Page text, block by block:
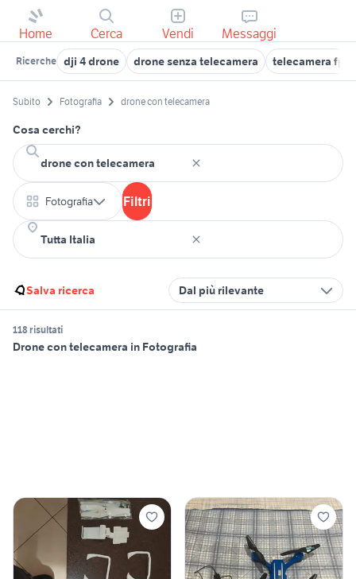
Home Cerca Vendi Messaggi
Ricerche dji 4 drone drone senza telecamera telecamera fpv
Subito Fotografia drone con telecamera
Cosa cerchi?
Fotografia Filtri
Salva ricerca Dal più rilevante
118 risultati
Drone con telecamera in Fotografia